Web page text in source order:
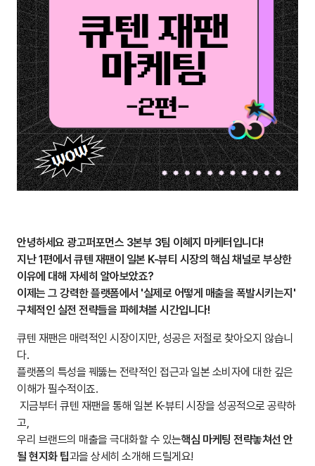
안녕하세요 광고퍼포먼스 3본부 3팀 이혜지 마케터입니다!
지난 1편에서 큐텐 재팬이 일본 K-뷰티 시장의 핵심 채널로 부상한
이유에 대해 자세히 알아보았죠?
이제는 그 강력한 플랫폼에서 '실제로 어떻게 매출을 폭발시키는지'
구체적인 실전 전략들을 파헤쳐볼 시간입니다!
큐텐 재팬은 매력적인 시장이지만, 성공은 저절로 찾아오지 않습니
다.
플랫폼의 특성을 꿰뚫는 전략적인 접근과 일본 소비자에 대한 깊은
이해가 필수적이죠.
지금부터 큐텐 재팬을 통해 일본 K-뷰티 시장을 성공적으로 공략하
고,
우리 브랜드의 매출을 극대화할 수 있는핵심 마케팅 전략놓쳐선 안
될 현지화 팁과을 상세히 소개해 드릴게요!